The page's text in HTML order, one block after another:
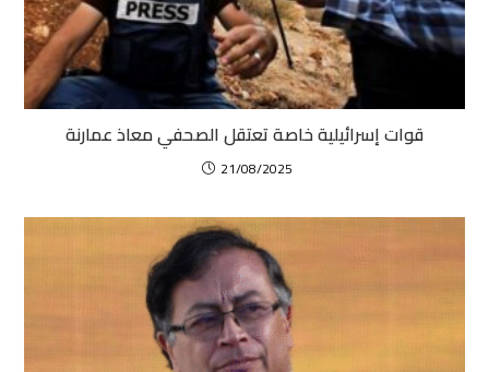
قوات إسرائيلية خاصة تعتقل الصحفي معاذ عمارنة
21/08/2025